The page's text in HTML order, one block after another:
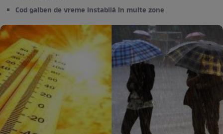
Cod galben de vreme instabilă în multe zone